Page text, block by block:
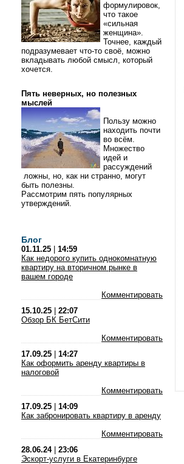
формулировок,
что такое
«сильная
женщина».
Точнее, каждый
подразумевает что-то своё, можно
вкладывать любой смысл, который
хочется.
Пять неверных, но полезных
мыслей
Пользу можно
находить почти
во всём.
Множество
идей и
рассуждений
ложны, но, как ни странно, могут
быть полезны.
Рассмотрим пять популярных
утверждений.
Блог
01.11.25
14:59
Как недорого купить однокомнатную
квартиру на вторичном рынке в
вашем городе
Комментировать
15.10.25
22:07
Обзор БК БетСити
Комментировать
17.09.25
14:27
Как оформить аренду квартиры в
налоговой
Комментировать
17.09.25
14:09
Как забронировать квартиру в аренду
Комментировать
28.06.24| 23:06
Эскорт-услуги в Екатеринбурге